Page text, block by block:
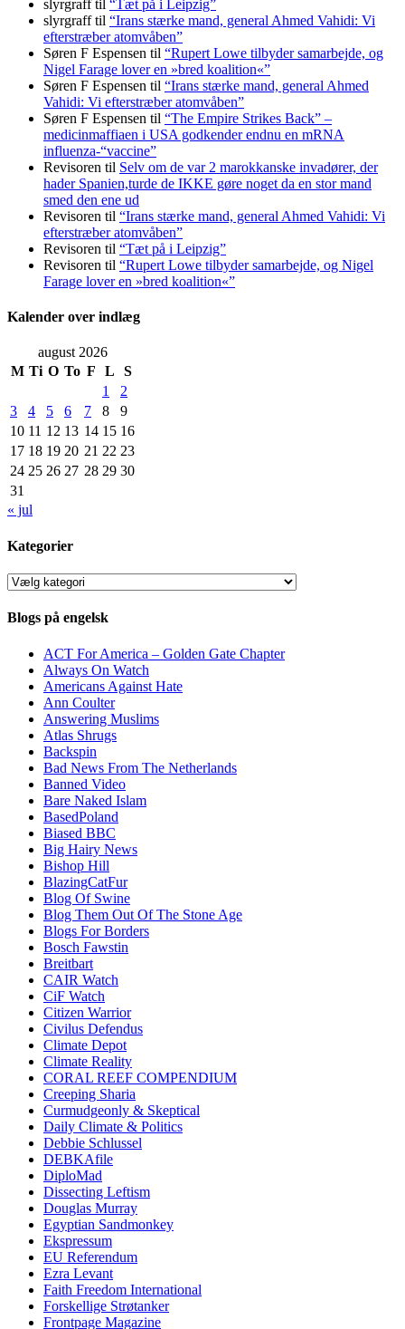
slyrgrafftil “Tæt på i Leipzig”
slyrgrafftil “Irans stærke mand, general Ahmed Vahidi: Vi
efterstræber atomvåben”
Søren F Espensen til “Rupert Lowe tilbyder samarbejde, og
Nigel Farage lover en »bred koalition«”
Søren F Espensen til “Irans stærke mand, general Ahmed
Vahidi: Vi efterstræber atomvåben”
Søren F Espensen til “The Empire Strikes Back” –
medicinmaffiaen i USA godkender endnu en mRNA
influenza-“vaccine”
Revisoren til Selv om de var 2 marokkanske invadører, der
hader Spanien,turde de IKKE gøre noget da en stor mand
smed den ene ud
Revisoren til “Irans stærke mand, general Ahmed Vahidi: Vi
efterstræber atomvåben”
Revisoren til “Tæt på i Leipzig”
Revisoren til “Rupert Lowe tilbyder samarbejde, og Nigel
Farage lover en »bred koalition«”
Kalender over indlæg
august 2026
M Ti O To F L
S
1
2
3
4 5 6 7 8
9
10 11 12 13 14 15 16
17 18 19 20 21 22 23
24 25 26 27 28 29 30
31
« jul
Kategorier
Kategorier
Blogs på engelsk
ACT For America – Golden Gate Chapter
Always On Watch
Americans Against Hate
Ann Coulter
Answering Muslims
Atlas Shrugs
Backspin
Bad News From The Netherlands
Banned Video
Bare Naked Islam
BasedPoland
Biased BBC
Big Hairy News
Bishop Hill
BlazingCatFur
Blog Of Swine
Blog Them Out Of The Stone Age
Blogs For Borders
Bosch Fawstin
Breitbart
CAIR Watch
CiF Watch
Citizen Warrior
Civilus Defendus
Climate Depot
Climate Reality
CORAL REEF COMPENDIUM
Creeping Sharia
Curmudgeonly & Skeptical
Daily Climate & Politics
Debbie Schlussel
DEBKAfile
DiploMad
Dissecting Leftism
Douglas Murray
Egyptian Sandmonkey
Ekspressum
EU Referendum
Ezra Levant
Faith Freedom International
Forskellige Strøtanker
Frontpage Magazine